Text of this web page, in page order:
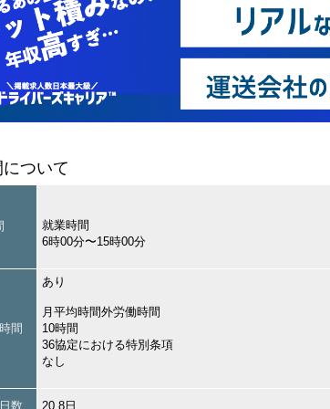
ついて
就業時間
6時00分〜15時00分
間
あり
月平均時間外労働時間
10時間
36協定における特別条項
なし
数 20.8日